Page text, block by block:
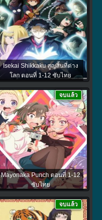
Isekai Shikkaku สูญสิ้นที่ต่าง
โลก ตอนที่ 1-12 ซับไทย
Mayonaka Punch ตอนที่ 1-12
ซับไทย
จบแล้ว
จบแล้ว